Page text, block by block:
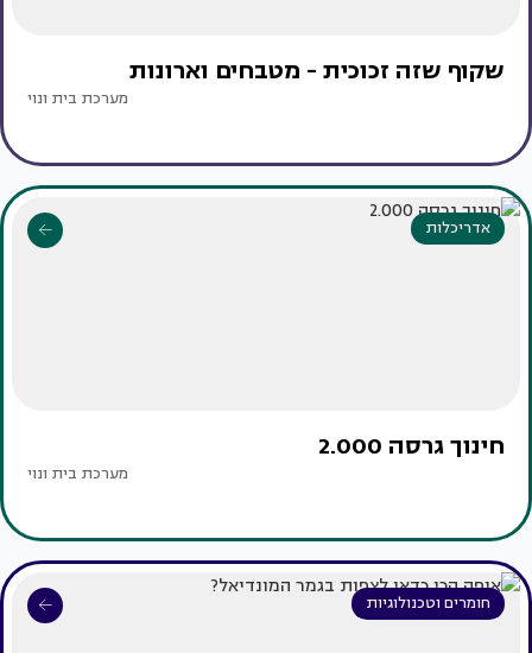
שקוף שזה זכוכית - מטבחים וארונות
מערכת בית ונוי
אדריכלות
חינוך גרסה 2.000
מערכת בית ונוי
חומרים וטכנולוגיות